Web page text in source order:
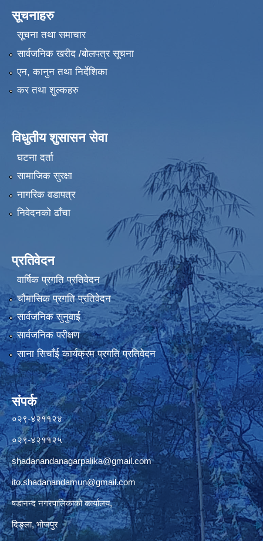
सूचनाहरु
सूचना तथा समाचार
सार्वजनिक खरीद /बोलपत्र सूचना
एन, कानुन तथा निर्देशिका
कर तथा शुल्कहरु
विधुतीय शुसासन सेवा
घटना दर्ता
सामाजिक सुरक्षा
नागरिक वडापत्र
निवेदनको ढाँचा
प्रतिवेदन
वार्षिक प्रगति प्रतिवेदन
चौमासिक प्रगति प्रतिवेदन
सार्वजनिक सुनुवाई
सार्वजनिक परीक्षण
साना सिचाँई कार्यक्रम प्रगति प्रतिवेदन
संपर्क
०२९-४२११२४
०२९-४२११२५
shadanandanagarpalika@gmail.com
ito.shadanandamun@gmail.com
षडानन्द नगरपालिकाको कार्यालय,
दिङ्ला, भोजपुर